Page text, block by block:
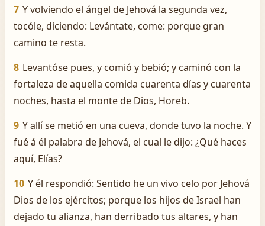
7 Y volviendo el ángel de Jehová la segunda vez,
tocóle, diciendo: Levántate, come: porque gran
camino te resta.
8 Levantóse pues, y comió y bebió; y caminó con la
fortaleza de aquella comida cuarenta días y cuarenta
noches, hasta el monte de Dios, Horeb.
9 Y allí se metió en una cueva, donde tuvo la noche. Y
fué á él palabra de Jehová, el cual le dijo: ¿Qué haces
aquí, Elías?
10 Y él respondió: Sentido he un vivo celo por Jehová
Dios de los ejércitos; porque los hijos de Israel han
dejado tu alianza, han derribado tus altares, y han